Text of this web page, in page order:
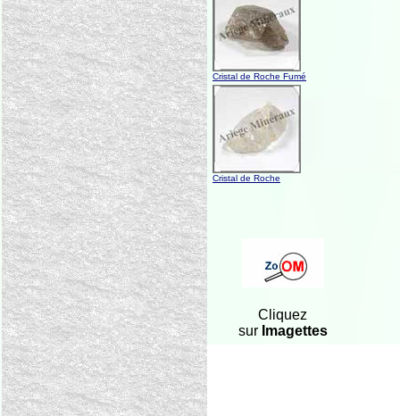
Cristal de Roche Fumé
Cristal de Roche
Cliquez
surImagettes